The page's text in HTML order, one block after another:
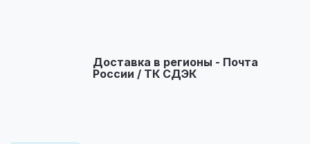
Доставка в регионы - Почта
России / ТК СДЭК